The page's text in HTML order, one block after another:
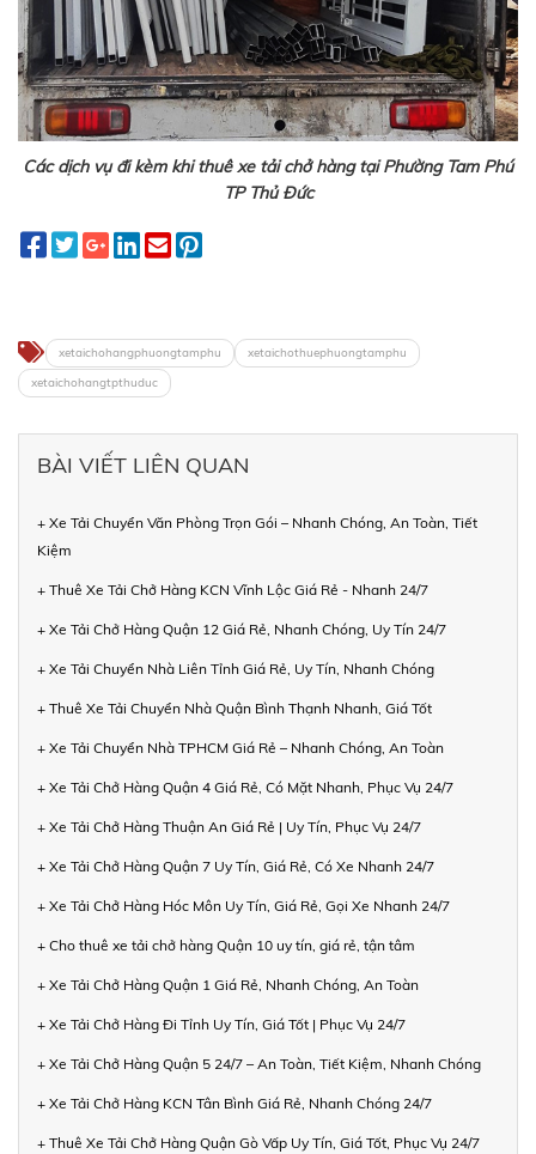
Các dịch vụ đi kèm khi thuê xe tải chở hàng tại Phường Tam Phú
TP Thủ Đức
xetaichohangphuongtamphu
xetaichothuephuongtamphu
xetaichohangtpthuduc
BÀI VIẾT LIÊN QUAN
+ Xe Tải Chuyển Văn Phòng Trọn Gói – Nhanh Chóng, An Toàn, Tiết
Kiệm
+ Thuê Xe Tải Chở Hàng KCN Vĩnh Lộc Giá Rẻ - Nhanh 24/7
+ Xe Tải Chở Hàng Quận 12 Giá Rẻ, Nhanh Chóng, Uy Tín 24/7
+ Xe Tải Chuyển Nhà Liên Tỉnh Giá Rẻ, Uy Tín, Nhanh Chóng
+ Thuê Xe Tải Chuyển Nhà Quận Bình Thạnh Nhanh, Giá Tốt
+ Xe Tải Chuyển Nhà TPHCM Giá Rẻ – Nhanh Chóng, An Toàn
+ Xe Tải Chở Hàng Quận 4 Giá Rẻ, Có Mặt Nhanh, Phục Vụ 24/7
+ Xe Tải Chở Hàng Thuận An Giá Rẻ | Uy Tín, Phục Vụ 24/7
+ Xe Tải Chở Hàng Quận 7 Uy Tín, Giá Rẻ, Có Xe Nhanh 24/7
+ Xe Tải Chở Hàng Hóc Môn Uy Tín, Giá Rẻ, Gọi Xe Nhanh 24/7
+ Cho thuê xe tải chở hàng Quận 10 uy tín, giá rẻ, tận tâm
+ Xe Tải Chở Hàng Quận 1 Giá Rẻ, Nhanh Chóng, An Toàn
+ Xe Tải Chở Hàng Đi Tỉnh Uy Tín, Giá Tốt | Phục Vụ 24/7
+ Xe Tải Chở Hàng Quận 5 24/7 – An Toàn, Tiết Kiệm, Nhanh Chóng
+ Xe Tải Chở Hàng KCN Tân Bình Giá Rẻ, Nhanh Chóng 24/7
+ Thuê Xe Tải Chở Hàng Quận Gò Vấp Uy Tín, Giá Tốt, Phục Vụ 24/7